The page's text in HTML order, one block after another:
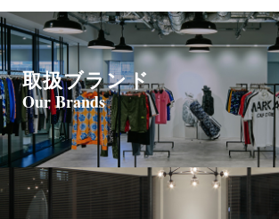
取扱ブランド
Our Brands